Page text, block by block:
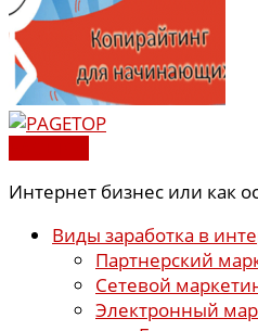
Интернет бизнес или как
Виды заработка в
Партнерский
Сетевой
Электронный